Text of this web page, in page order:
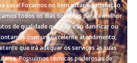
casa! Focamos no bem estar e satisfação
todos os dias soluções para a melhor
de qualidade que não irão danificar ou
com um excelente atendimento,
que irá adequar os serviços às suas
Possuímos técnicas poderosas de